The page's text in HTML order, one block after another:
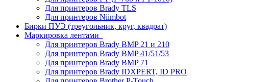
Для принтеров Brady TLS
Для принтеров Niimbot
Бирки ПУЭ (треугольник, круг, квадрат)
Маркировка лентами
Для принтеров Brady BMP 21 и 210
Для принтеров Brady BMP 41/51/53
Для принтеров Brady BMP 71
Для принтеров Brady IDXPERT, ID PRO